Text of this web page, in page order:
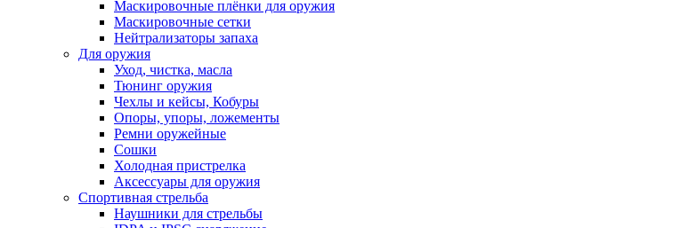
Маскировочные плёнки для оружия
Маскировочные сетки
Нейтрализаторы запаха
Для оружия
Уход, чистка, масла
Тюнинг оружия
Чехлы и кейсы, Кобуры
Опоры, упоры, ложементы
Ремни оружейные
Сошки
Холодная пристрелка
Аксессуары для оружия
Спортивная стрельба
Наушники для стрельбы